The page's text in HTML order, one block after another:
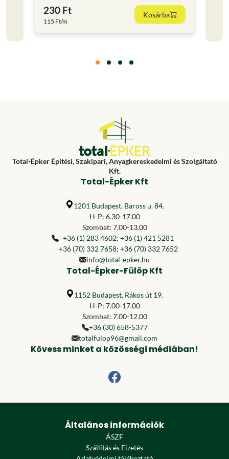
230 Ft
115 Ft/m
Kosárba
Total-Épker Építési, Szakipari, Anyagkereskedelmi és Szolgáltató
Kft.
Total-Épker Kft
1201 Budapest, Baross u. 84.
H-P: 6.30-17.00
Szombat: 7.00-13.00
+36 (1) 283 4602; +36 (1) 421 5281
+36 (70) 332 7658; +36 (70) 332 7652
info@total-epker.hu
Total-Épker-Fülöp Kft
1152 Budapest, Rákos út 19.
H-P: 7.00-17.00
Szombat: 7.00-12.00
+36 (30) 658-5377
totalfulop96@gmail.com
Kövess minket a közösségi médiában!
Általános információk
ÁSZF
Szállítás és Fizetés